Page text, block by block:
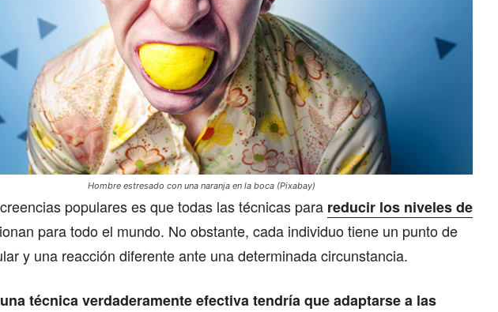
Hombre estresado con una naranja en la boca (Pixabay)
populares es que todas las técnicas para reducir los niveles de
para todo el mundo. No obstante, cada individuo tiene un punto de
y una reacción diferente ante una determinada circunstancia.
una técnica verdaderamente efectiva tendría que adaptarse a las